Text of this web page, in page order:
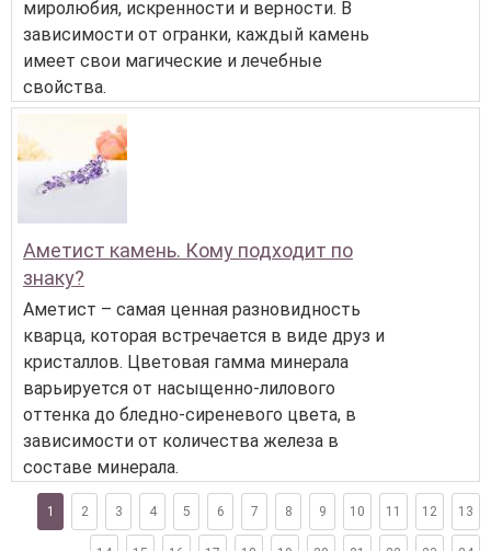
миролюбия, искренности и верности. В
зависимости от огранки, каждый камень
имеет свои магические и лечебные
свойства.
Аметист камень. Кому подходит по
знаку?
Аметист – самая ценная разновидность
кварца, которая встречается в виде друз и
кристаллов. Цветовая гамма минерала
варьируется от насыщенно-лилового
оттенка до бледно-сиреневого цвета, в
зависимости от количества железа в
составе минерала.
1 2 3 4 5 6 7 8 9 10 11 12 13